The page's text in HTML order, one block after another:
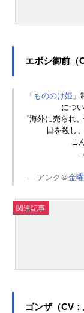
エボシ御前（
「 もののけ姫 」
につ
“海外に売られ
目を殺し
こ
— アンク＠金
関連記事
ゴンザ（CV：